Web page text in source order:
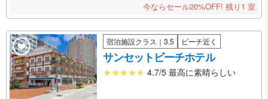
今ならセール20%OFF! 残り1 室
宿泊施設クラス｜3.5 ビーチ近く
サンセットビーチホテル
4.7/5 最高に素晴らしい